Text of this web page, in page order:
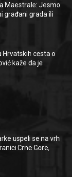
Maestrale: Jesmo
građani grada ili
Hrvatskih cesta o
kaže da je
uspeli se na vrh
Crne Gore,